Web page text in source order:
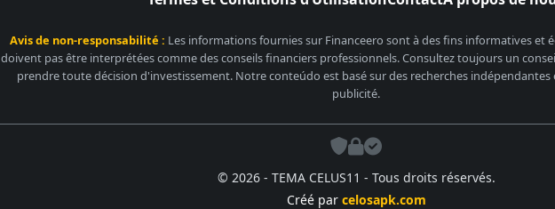
Avis de non-responsabilité : Les informations fournies sur Financeero sont à des fins informatives et
doivent pas être interprétées comme des conseils financiers professionnels. Consultez toujours un
prendre toute décision d'investissement. Notre conteúdo est basé sur des recherches indépendantes
publicité.
© 2026 - TEMA CELUS11 - Tous droits réservés.
Créé par celosapk.com